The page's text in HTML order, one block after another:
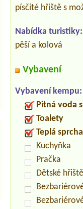
písčité hřiště s
Nabídka turistiky:
pěší a kolová
Vybavení
Vybavení kempu:
Pitná voda
Toalety
Teplá sprcha
Kuchyňka
Pračka
Dětské